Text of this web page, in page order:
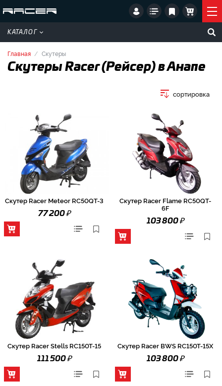
КАТАЛОГ
Главная Скутеры
Скутеры Racer (Рейсер) в Анапе
сортировка
Скутер Racer Meteor RC50QT-3
77 200₽
Скутер Racer Flame RC50QT-
6F
103 800₽
Скутер Racer Stells RC150T-15
111 500₽
Скутер Racer BWS RC150T-15X
103 800₽